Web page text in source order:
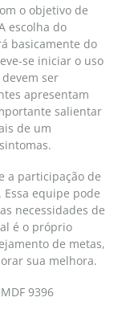
o objetivo de
escolha do
basicamente do
se iniciar o uso
ser
apresentam
salientar
de um
a participação de
equipe pode
necessidades de
é o próprio
de metas,
sua melhora.
9396